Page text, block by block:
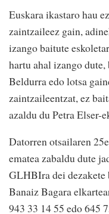
Euskara ikastaro hau
zaintzaileez gain,
izango baitute
hartu ahal izango
Beldurra edo lotsa
zaintzaileentzat, ez
azaldu du Petra Elser-
Datorren otsailaren
ematea zabaldu dute
GLHBIra dei dezakete
Banaiz Bagara
943 33 14 55 edo 645